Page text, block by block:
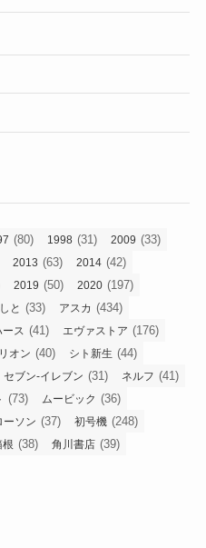
(80) 1998 (31) 2009 (33)
2013 (63) 2014 (42)
2019 (50) 2020 (197)
と (33) アスカ (434)
ース (41) エヴァストア (176)
オン (40) シト新生 (44)
セブン-イレブン (31) ネルフ (41)
(73) ムービック (36)
ーソン (37) 初号機 (248)
根 (38) 角川書店 (39)